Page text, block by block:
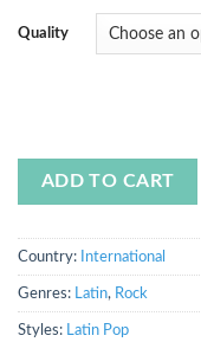
Quality
ADD TO CART
Country: International
Genres: Latin, Rock
Styles: Latin Pop